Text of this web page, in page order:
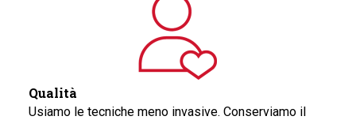
Qualità
Usiamo le tecniche meno invasive. Conserviamo il